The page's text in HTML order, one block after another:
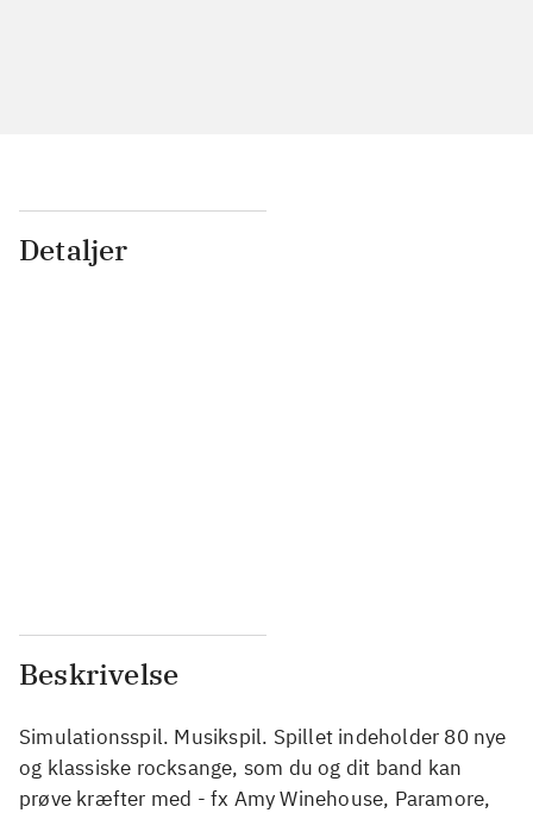
Detaljer
Beskrivelse
Simulationsspil. Musikspil. Spillet indeholder 80 nye
og klassiske rocksange, som du og dit band kan
prøve kræfter med - fx Amy Winehouse, Paramore,